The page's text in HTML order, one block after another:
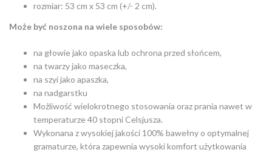
rozmiar: 53 cm x 53 cm (+/- 2 cm).
Może być noszona na wiele sposobów:
na głowie jako opaska lub ochrona przed słońcem,
na twarzy jako maseczka,
na szyi jako apaszka,
na nadgarstku
Możliwość wielokrotnego stosowania oraz prania nawet w
temperaturze 40 stopni Celsjusza.
Wykonana z wysokiej jakości 100% bawełny o optymalnej
gramaturze, która zapewnia wysoki komfort użytkowania